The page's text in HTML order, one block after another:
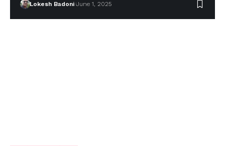
Lokesh Badoni June 1, 2025